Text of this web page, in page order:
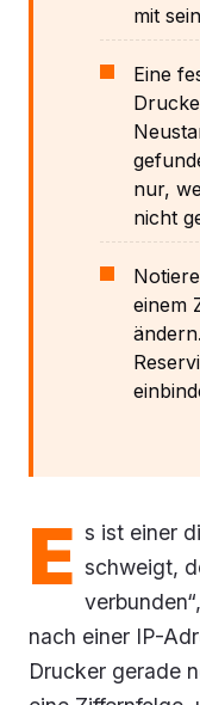
mit
Eine
nur,
nicht
einem
E s ist einer
schweigt,
nach einer IP-
Drucker gerade